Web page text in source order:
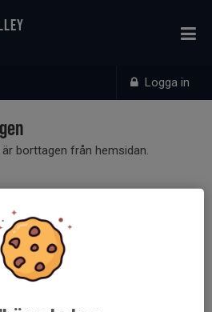
Logga in
borttagen från hemsidan.